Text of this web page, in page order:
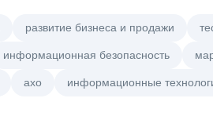
развитие бизнеса и продажи
информационная безопасность
axo информационные